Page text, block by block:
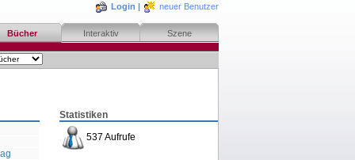
Login | neuer Benutzer
Bücher Interaktiv Szene
Statistiken
537 Aufrufe